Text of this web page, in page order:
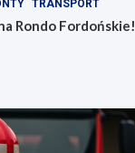
TRANSPORT
Rondo Fordońskie!